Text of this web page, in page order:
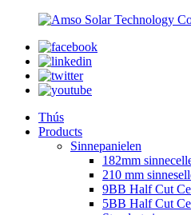
Thús
Products
Sinnepanielen
182mm
210 mm
9BB Half Cut
5BB Half Cut